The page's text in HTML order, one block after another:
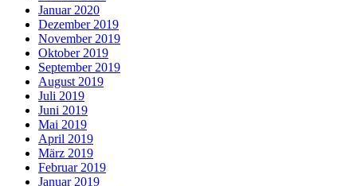
Januar 2020
Dezember 2019
November 2019
Oktober 2019
September 2019
August 2019
Juli 2019
Juni 2019
Mai 2019
April 2019
März 2019
Februar 2019
Januar 2019